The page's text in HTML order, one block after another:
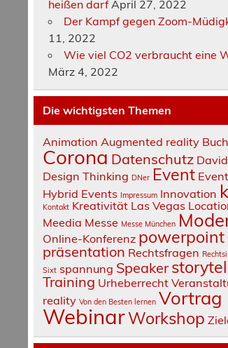
heißen darf April 27, 2022
Der Kampf gegen Zoom-
11, 2022
Wie viel CO2 verbraucht eine
März 4, 2022
Die wichtigsten Themen
Animation Augmented reality
Corona Datenschutz
Design Thinking DNer Event
Hybrid Events Impressum Innovation
Kontakt Kreativität Las Vegas
Meedia Messe Messe München
Online-Konferenz powerpoint
präsentation Rechtsfragen
Sixt spannung Speaker
Training Urheberrecht
reality Von den Besten lernen Vortrag
WebinarWorkshop